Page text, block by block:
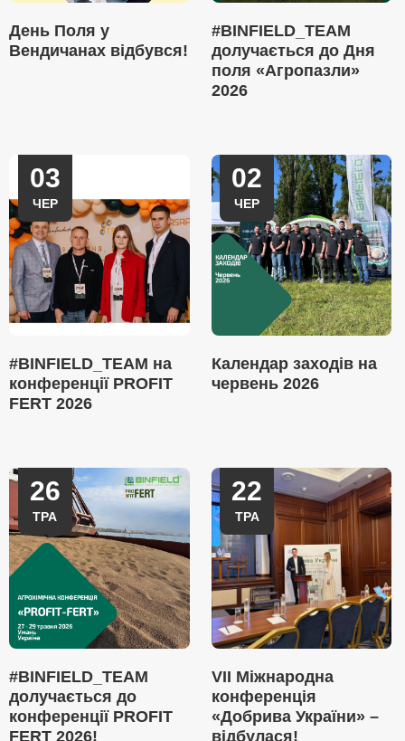
День Поля у
Вендичанах відбувся!
#BINFIELD_TEAM
долучається до Дня
поля «Агропазли»
2026
03
ЧЕР
#BINFIELD_TEAM на
конференції PROFIT
FERT 2026
02
ЧЕР
Календар заходів на
червень 2026
26
ТРА
#BINFIELD_TEAM
долучається до
конференції PROFIT
FERT 2026!
22
ТРА
VII Міжнародна
конференція
«Добрива України» –
відбулася!